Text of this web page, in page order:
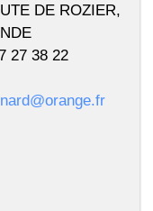
DE ROZIER,
27 38 22